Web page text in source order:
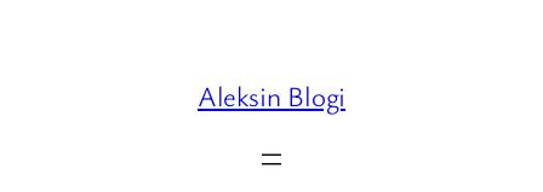
Aleksin Blogi